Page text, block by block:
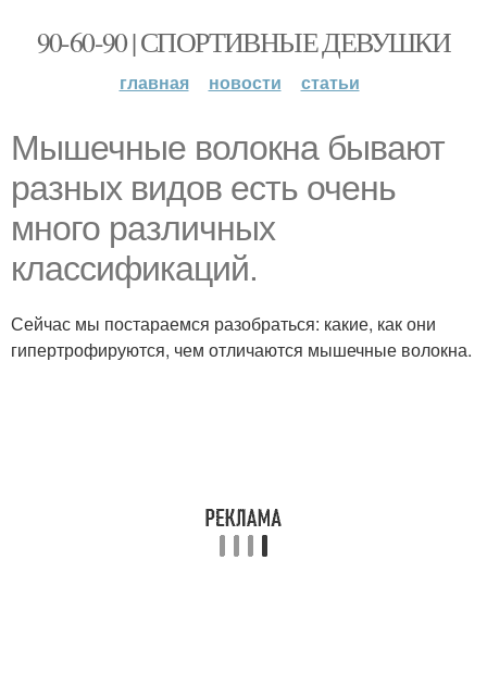
90-60-90 | СПОРТИВНЫЕ ДЕВУШКИ
главная новости статьи
Мышечные волокна бывают
разных видов есть очень
много различных
классификаций.
Сейчас мы постараемся разобраться: какие, как они
гипертрофируются, чем отличаются мышечные волокна.